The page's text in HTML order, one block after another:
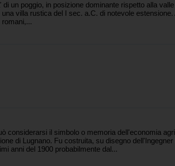
di un poggio, in posizione dominante rispetto alla
villa rustica del I sec. a.C. di notevole
considerarsi il simbolo o memoria dell'economia
di Lugnano. Fu costruita, su disegno
anni del 1900 probabilmente dal...